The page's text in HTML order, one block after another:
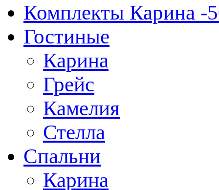
Комплекты Карина -
Гостиные
Карина
Грейс
Камелия
Стелла
Спальни
Карина